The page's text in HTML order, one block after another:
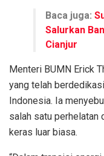
Baca juga:
Salurkan
Cianjur
Menteri BUMN Erick
yang telah
Indonesia. Ia
salah satu perhelatan
keras luar biasa.